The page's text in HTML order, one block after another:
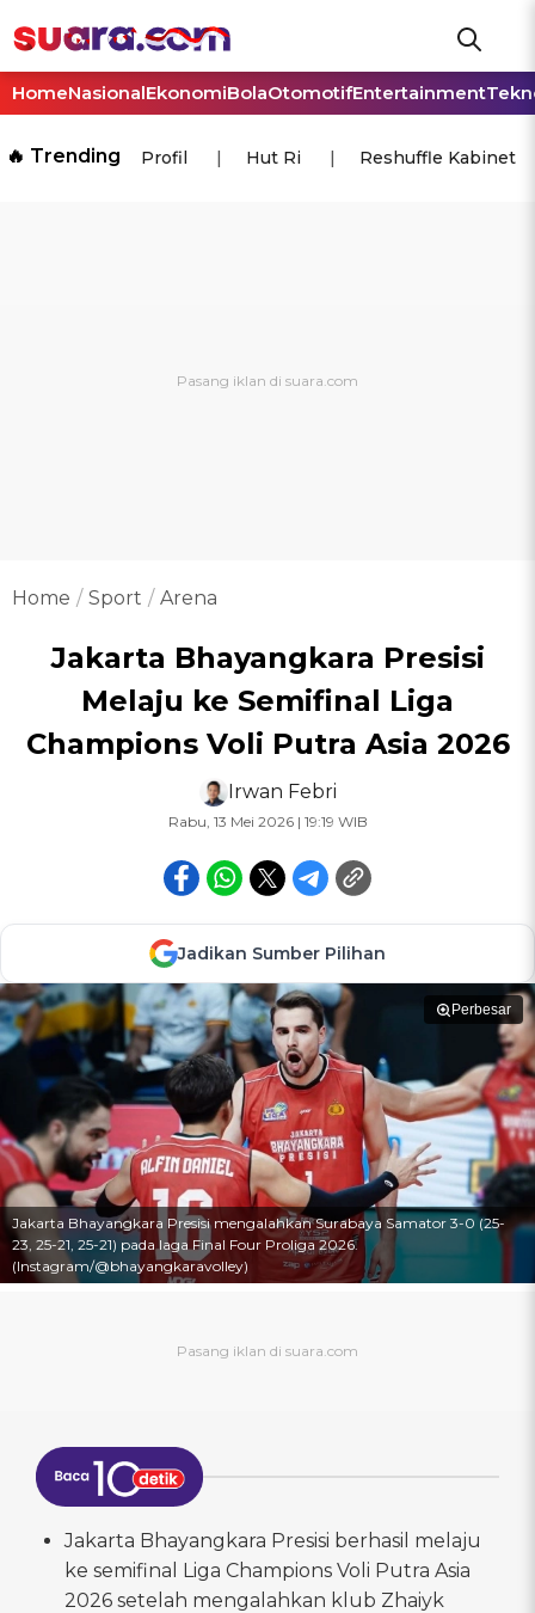
HomeNasionalEkonomiBolaOtomotifEntertainment
🔥 Trending Profil Hut Ri Reshuffle Kabinet
Home Sport Arena
Jakarta Bhayangkara Presisi
Melaju ke Semifinal Liga
Champions Voli Putra Asia 2026
Irwan Febri
Rabu, 13 Mei 2026 | 19:19 WIB
Jadikan Sumber Pilihan
Perbesar
Jakarta Bhayangkara Presisi mengalahkan Surabaya Samator 3-0 (25-
23, 25-21, 25-21) pada laga Final Four Proliga 2026.
(Instagram/@bhayangkaravolley)
Jakarta Bhayangkara Presisi berhasil melaju
ke semifinal Liga Champions Voli Putra Asia
2026 setelah mengalahkan klub Zhaiyk